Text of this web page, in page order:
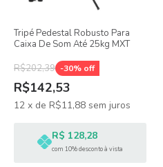
Tripé Pedestal Robusto Para
Caixa De Som Até 25kg MXT
R$202,39 -30% off
R$142,53
12 x de R$11,88 sem juros
R$ 128,28
com 10% desconto à vista